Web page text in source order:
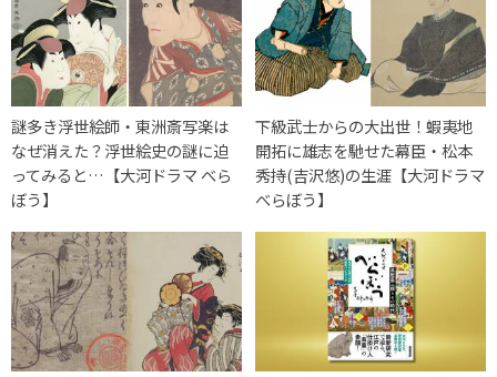
謎多き浮世絵師・東洲斎写楽は
なぜ消えた？浮世絵史の謎に迫
ってみると…【大河ドラマ べら
ぼう】
下級武士からの大出世！蝦夷地
開拓に雄志を馳せた幕臣・松本
秀持(吉沢悠)の生涯【大河ドラマ
べらぼう】